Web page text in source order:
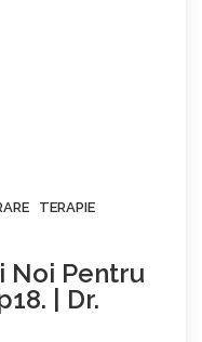
TERAPIE
Noi Pentru
| Dr.